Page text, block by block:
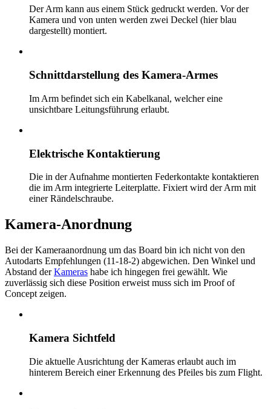
Der Arm kann aus einem Stück gedruckt werden. Vor der
Kamera und von unten werden zwei Deckel (hier blau
dargestellt) montiert.
Schnittdarstellung des Kamera-Armes
Im Arm befindet sich ein Kabelkanal, welcher eine
unsichtbare Leitungsführung erlaubt.
Elektrische Kontaktierung
Die in der Aufnahme montierten Federkontakte kontaktieren
die im Arm integrierte Leiterplatte. Fixiert wird der Arm mit
einer Rändelschraube.
Kamera-Anordnung
Bei der Kameraanordnung um das Board bin ich nicht von den
Autodarts Empfehlungen (11-18-2) abgewichen. Den Winkel und
Abstand derKameras habe ich hingegen frei gewählt. Wie
zuverlässig sich diese Position erweist muss sich im Proof of
Concept zeigen.
Kamera Sichtfeld
Die aktuelle Ausrichtung der Kameras erlaubt auch im
hinterem Bereich einer Erkennung des Pfeiles bis zum Flight.